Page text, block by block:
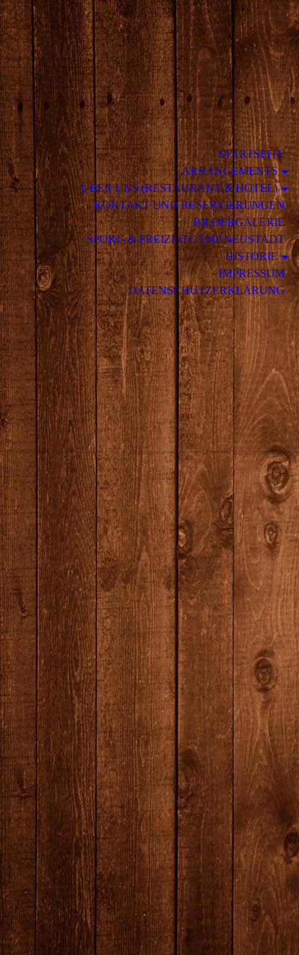
STARTSEITE
ARRANGEMENTS
ÜBER UNS (RESTAURANT & HOTEL)
KONTAKT UND RESERVIERUNGEN
BILDERGALERIE
SPORT- & FREIZEITCAMP NEUSTADT
HISTORIE
IMPRESSUM
DATENSCHUTZERKLÄRUNG